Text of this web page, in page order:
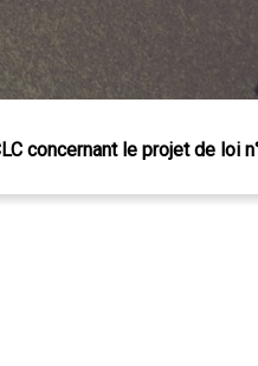
concernant le projet de loi